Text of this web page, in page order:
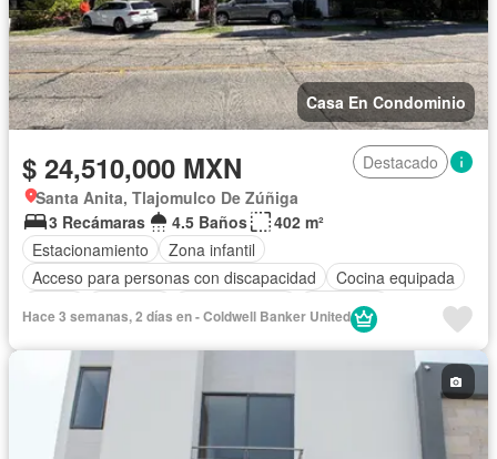
Casa En Condominio
$ 24,510,000 MXN
Destacado
Santa Anita, Tlajomulco De Zúñiga
3 Recámaras
4.5 Baños
402 m²
Estacionamiento
Zona infantil
Acceso para personas con discapacidad
Cocina equipada
Seguridad
Sin amueblar
Hace 3 semanas, 2 días en - Coldwell Banker United